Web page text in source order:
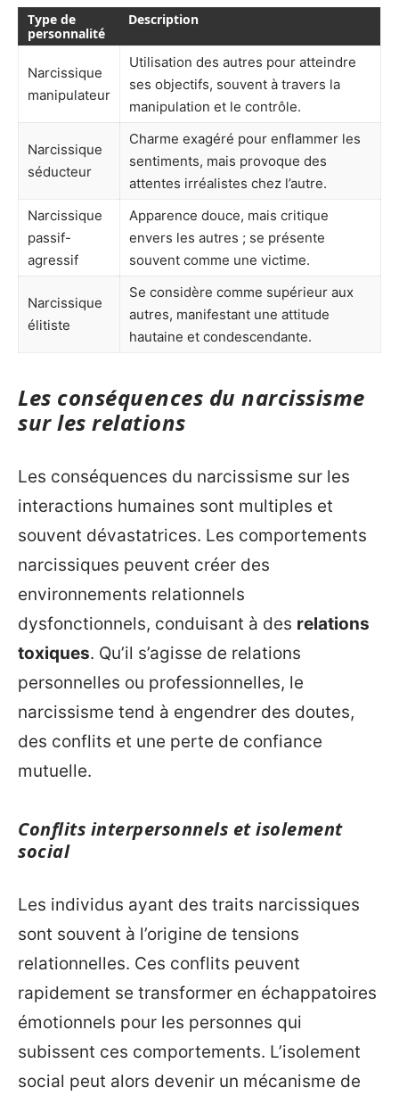
Type de
personnalité
Description
Narcissique
manipulateur
Utilisation des autres pour atteindre
ses objectifs, souvent à travers la
manipulation et le contrôle.
Narcissique
séducteur
Charme exagéré pour enflammer les
sentiments, mais provoque des
attentes irréalistes chez l’autre.
Narcissique
passif-
agressif
Apparence douce, mais critique
envers les autres ; se présente
souvent comme une victime.
Narcissique
élitiste
Se considère comme supérieur aux
autres, manifestant une attitude
hautaine et condescendante.
Les conséquences du narcissisme
sur les relations
Les conséquences du narcissisme sur les
interactions humaines sont multiples et
souvent dévastatrices. Les comportements
narcissiques peuvent créer des
environnements relationnels
dysfonctionnels, conduisant à des relations
toxiques. Qu’il s’agisse de relations
personnelles ou professionnelles, le
narcissisme tend à engendrer des doutes,
des conflits et une perte de confiance
mutuelle.
Conflits interpersonnels et isolement
social
Les individus ayant des traits narcissiques
sont souvent à l’origine de tensions
relationnelles. Ces conflits peuvent
rapidement se transformer en échappatoires
émotionnels pour les personnes qui
subissent ces comportements. L’isolement
social peut alors devenir un mécanisme de